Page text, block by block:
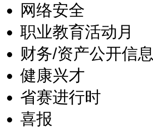
网络安全
职业教育活动月
财务/资产公开信息
健康兴才
省赛进行时
喜报